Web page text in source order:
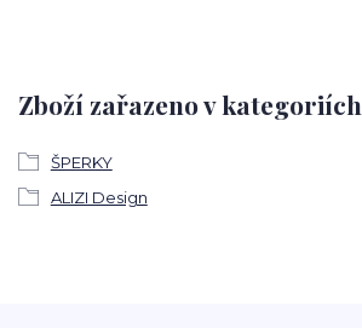
Zboží zařazeno v kategoriích
ŠPERKY
ALIZI Design